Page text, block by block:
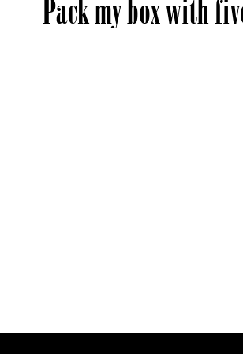
Pack my box with